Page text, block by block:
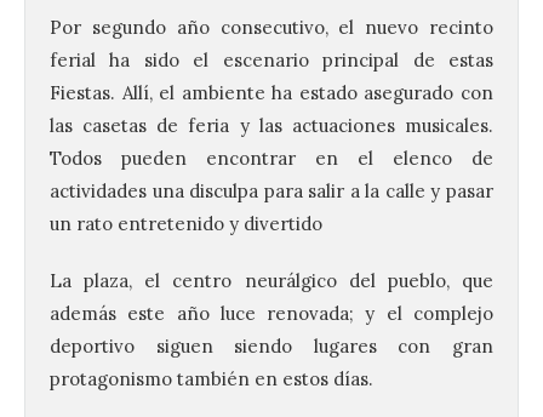
Por segundo año consecutivo, el nuevo recinto
ferial ha sido el escenario principal de estas
Fiestas. Allí, el ambiente ha estado asegurado con
las casetas de feria y las actuaciones musicales.
Todos pueden encontrar en el elenco de
actividades una disculpa para salir a la calle y pasar
un rato entretenido y divertido
La plaza, el centro neurálgico del pueblo, que
además este año luce renovada; y el complejo
deportivo siguen siendo lugares con gran
protagonismo también en estos días.